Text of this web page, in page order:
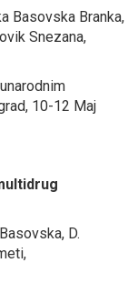
Basovska Branka,
Snezana,
10-12 Maj
D.